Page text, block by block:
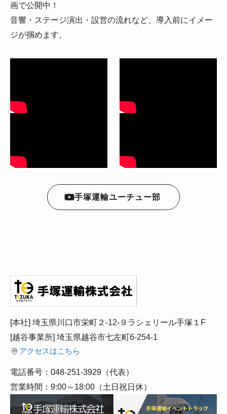
画で公開中！
音響・ステージ演出・設営の流れなど、導入前にイメー
ジが掴めます。
手塚運輸ユーチュー部
[本社] 埼玉県川口市栄町２-12-９ラシェリール手塚１F
[越谷事業所] 埼玉県越谷市七左町6-254-1
アクセスはこちら
電話番号：048-251-3929（代表）
営業時間：9:00～18:00（土日祝日休）